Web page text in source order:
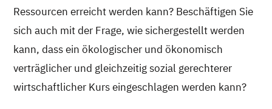
Ressourcen erreicht werden kann? Beschäftigen Sie
sich auch mit der Frage, wie sichergestellt werden
kann, dass ein ökologischer und ökonomisch
verträglicher und gleichzeitig sozial gerechterer
wirtschaftlicher Kurs eingeschlagen werden kann?